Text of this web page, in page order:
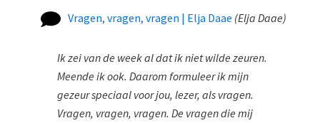
Vragen, vragen, vragen | Elja Daae (Elja Daae)
Ik zei van de week al dat ik niet wilde zeuren.
Meende ik ook. Daarom formuleer ik mijn
gezeur speciaal voor jou, lezer, als vragen.
Vragen, vragen, vragen. De vragen die mij